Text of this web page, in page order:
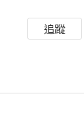
追蹤